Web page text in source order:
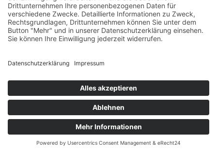
Kontakt
© 2026 JUWELIER STEIGER
VERTRAG WIDERRUFEN
PERFORMANCE BY ·GREITMANN